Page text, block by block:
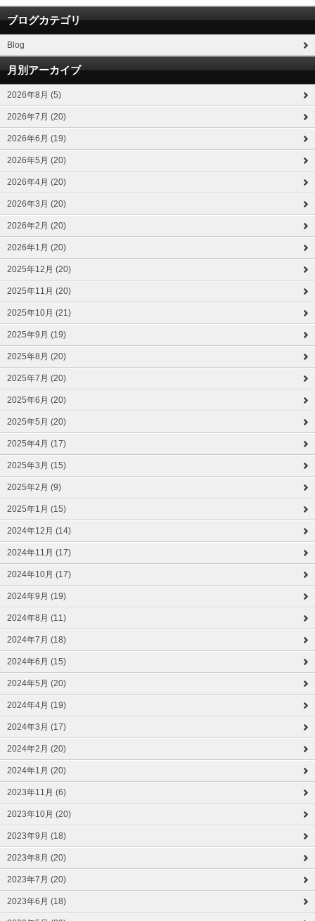
ブログカテゴリ
Blog
月別アーカイブ
2026年8月 (5)
2026年7月 (20)
2026年6月 (19)
2026年5月 (20)
2026年4月 (20)
2026年3月 (20)
2026年2月 (20)
2026年1月 (20)
2025年12月 (20)
2025年11月 (20)
2025年10月 (21)
2025年9月 (19)
2025年8月 (20)
2025年7月 (20)
2025年6月 (20)
2025年5月 (20)
2025年4月 (17)
2025年3月 (15)
2025年2月 (9)
2025年1月 (15)
2024年12月 (14)
2024年11月 (17)
2024年10月 (17)
2024年9月 (19)
2024年8月 (11)
2024年7月 (18)
2024年6月 (15)
2024年5月 (20)
2024年4月 (19)
2024年3月 (17)
2024年2月 (20)
2024年1月 (20)
2023年11月 (6)
2023年10月 (20)
2023年9月 (18)
2023年8月 (20)
2023年7月 (20)
2023年6月 (18)